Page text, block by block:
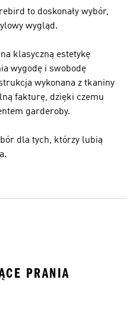
to doskonały wybór,
wygląd.
klasyczną estetykę
wygodę i swobodę
wykonana z tkaniny
fakturę, dzięki czemu
garderoby.
dla tych, którzy lubią
PRANIA